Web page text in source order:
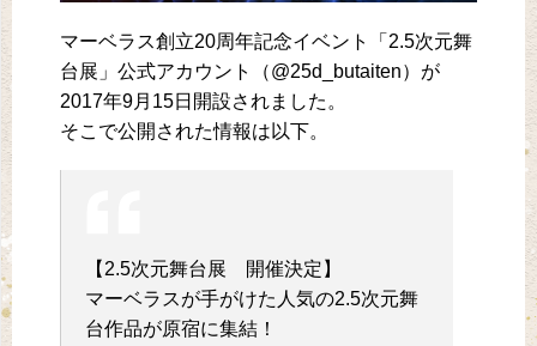
マーベラス創立20周年記念イベント「2.5次元舞
台展」公式アカウント（@25d_butaiten）が
2017年9月15日開設されました。
そこで公開された情報は以下。
【2.5次元舞台展 開催決定】
マーベラスが手がけた人気の2.5次元舞
台作品が原宿に集結！